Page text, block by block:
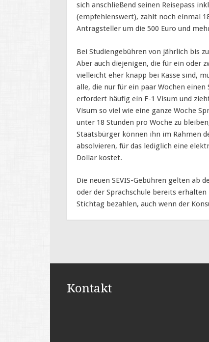
sich anschließend seinen Reisepass
(empfehlenswert), zahlt noch einmal
Antragsteller um die 500 Euro und
Bei Studiengebühren von jährlich bis
Aber auch diejenigen, die für ein oder
vielleicht eher knapp bei Kasse sind,
alle, die nur für ein paar Wochen einen
erfordert häufig ein F-1 Visum und
Visum so viel wie eine ganze Woche
unter 18 Stunden pro Woche zu
Staatsbürger können ihn im Rahmen
absolvieren, für das lediglich eine
Dollar kostet.
Die neuen SEVIS-Gebühren gelten ab
oder der Sprachschule bereits
Stichtag bezahlen, auch wenn der
Kontakt